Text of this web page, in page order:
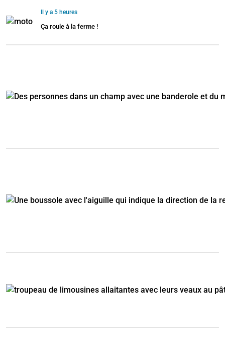
Il y a 5 heures
Ça roule à la ferme !